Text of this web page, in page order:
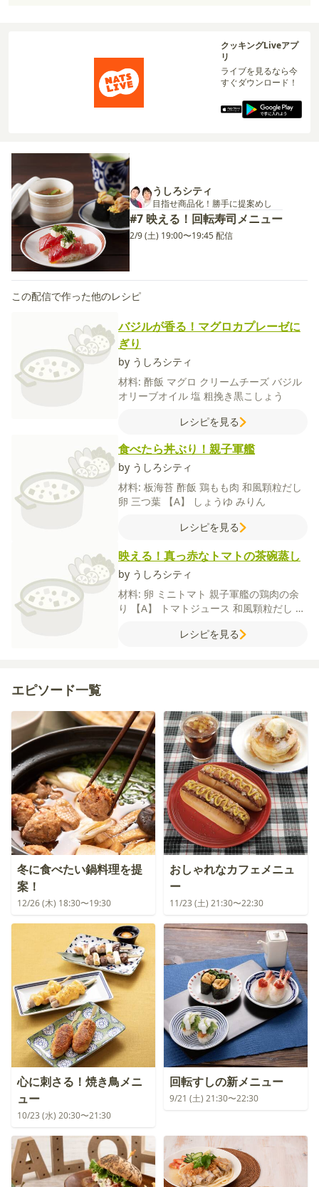
クッキングLiveアプ
リ
ライブを見るなら今
すぐダウンロード！
うしろシティ
目指せ商品化！勝手に提案めし
#7 映える！回転寿司メニュー
2/9 (土) 19:00〜19:45 配信
この配信で作った他のレシピ
バジルが香る！マグロカプレーゼに
ぎり
by うしろシティ
材料: 酢飯 マグロ クリームチーズ バジル
オリーブオイル 塩 粗挽き黒こしょう
レシピを見る
食べたら丼ぶり！親子軍艦
by うしろシティ
材料: 板海苔 酢飯 鶏もも肉 和風顆粒だし
卵 三つ葉 【A】 しょうゆ みりん
レシピを見る
映える！真っ赤なトマトの茶碗蒸し
by うしろシティ
材料: 卵 ミニトマト 親子軍艦の鶏肉の余
り
【A】 トマトジュース 和風顆粒だし 砂
レシピを見る
エピソード一覧
冬に食べたい鍋料理を提
案！
12/26 (木) 18:30〜19:30
おしゃれなカフェメニュ
ー
11/23 (土) 21:30〜22:30
心に刺さる！焼き鳥メニ
ュー
10/23 (水) 20:30〜21:30
回転すしの新メニュー
9/21 (土) 21:30〜22:30